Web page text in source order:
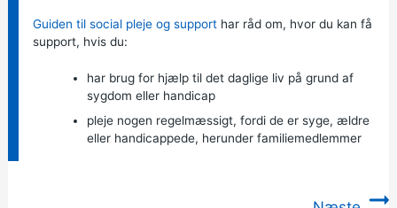
Guiden til social pleje og supporthar råd om, hvor du kan få
support, hvis du:
har brug for hjælp til det daglige liv på grund af
sygdom eller handicap
pleje nogen regelmæssigt, fordi de er syge, ældre
eller handicappede, herunder familiemedlemmer